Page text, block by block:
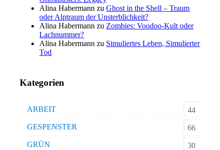
Alina Habermann zuGhost in the Shell – Traum
oder Alptraum der Unsterblichkeit?
Alina Habermann zu Zombies: Voodoo-Kult oder
Lachnummer?
Alina Habermann zu Simuliertes Leben, Simulierter
Tod
Kategorien
ARBEIT
44
GESPENSTER
66
GRÜN
30